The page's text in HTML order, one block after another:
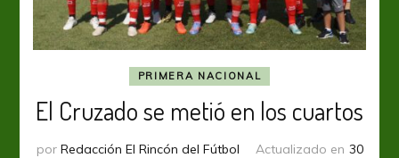
PRIMERA NACIONAL
El Cruzado se metió en los cuartos
por Redacción El Rincón del Fútbol Actualizado en 30